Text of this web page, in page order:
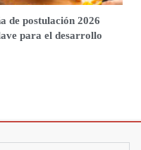
de postulación 2026
para el desarrollo